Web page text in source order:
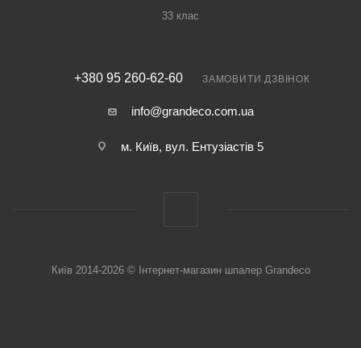
33 клас
+380 95 260-62-60 ЗАМОВИТИ ДЗВІНОК
info@grandeco.com.ua
м. Київ, вул. Ентузіастів 5
Київ 2014-2026 © Інтернет-магазин шпалер Grandeco